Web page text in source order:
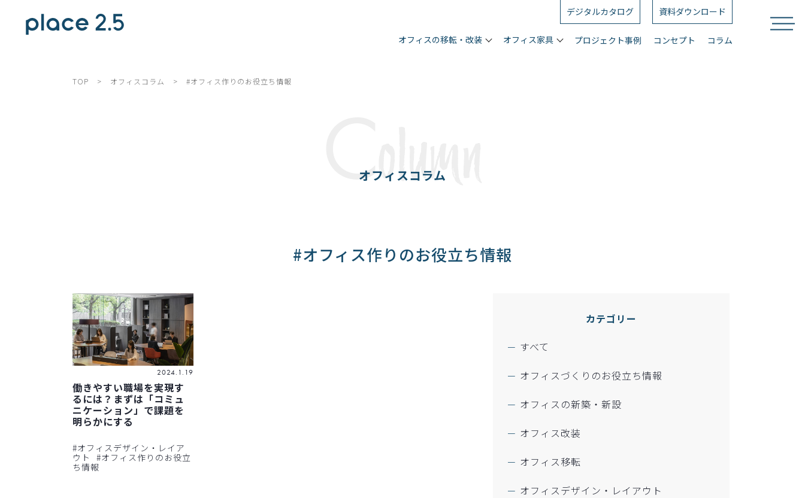
デジタルカタログ 資料ダウンロード
オフィスの移転・改装 オフィス家具 プロジェクト事例 コンセプト コラム
TOP > オフィスコラム > #オフィス作りのお役立ち情報
Column
オフィスコラム
#オフィス作りのお役立ち情報
2024.1.19
働きやすい職場を実現す
るには？まずは「コミュ
ニケーション」で課題を
明らかにする
#オフィスデザイン・レイア
ウト
#オフィス作りのお役立
ち情報
カテゴリー
すべて
オフィスづくりのお役立ち情報
オフィスの新築・新設
オフィス改装
オフィス移転
オフィスデザイン・レイアウト